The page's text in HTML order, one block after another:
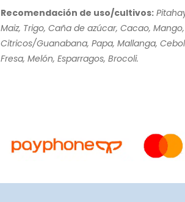
Recomendación de uso/cultivos:
Maiz, Trigo, Caña de azúcar, Cacao,
Citricos/Guanabana, Papa, Mallanga,
Fresa, Melón, Esparragos, Brocoli.